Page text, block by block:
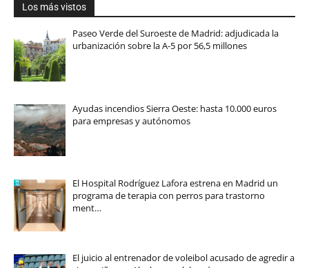
Los más vistos
Paseo Verde del Suroeste de Madrid: adjudicada la
urbanización sobre la A-5 por 56,5 millones
Ayudas incendios Sierra Oeste: hasta 10.000 euros
para empresas y autónomos
El Hospital Rodríguez Lafora estrena en Madrid un
programa de terapia con perros para trastorno
ment…
El juicio al entrenador de voleibol acusado de agredir a